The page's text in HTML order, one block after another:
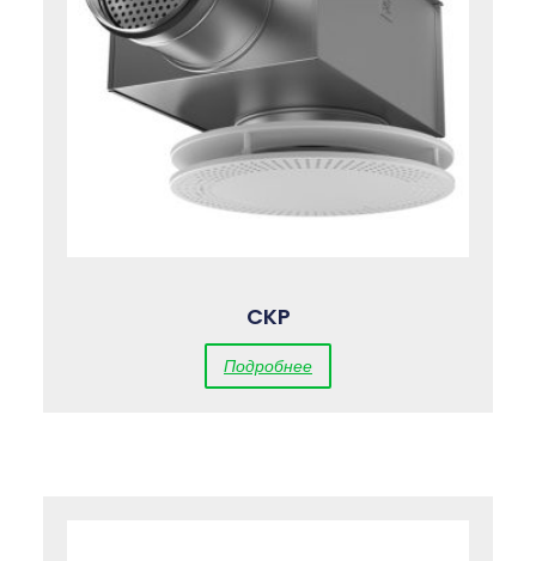
CKP
Подробнее